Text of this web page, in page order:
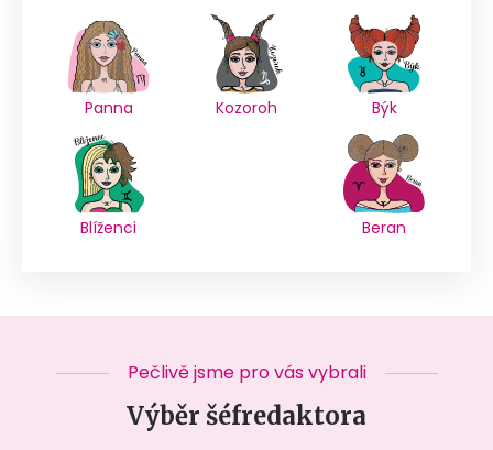
Panna Kozoroh Býk
Blíženci Beran
Pečlivě jsme pro vás vybrali
Výběr šéfredaktora